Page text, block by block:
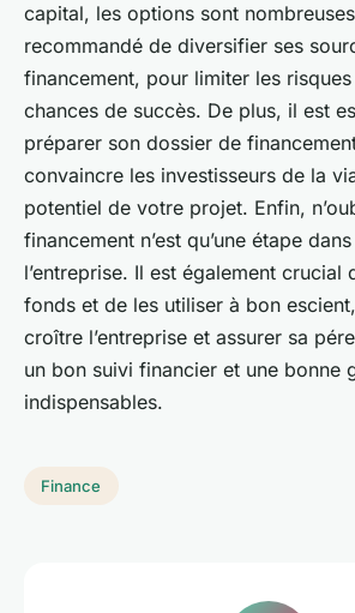
capital, les options sont
recommandé de diversifier ses
financement, pour limiter les
chances de succès. De plus, il est
préparer son dossier de
convaincre les investisseurs de la
potentiel de votre projet. Enfin,
financement n’est qu’une étape
l’entreprise. Il est également crucial
fonds et de les utiliser à bon
croître l’entreprise et assurer sa
un bon suivi financier et une bonne
indispensables.
Finance